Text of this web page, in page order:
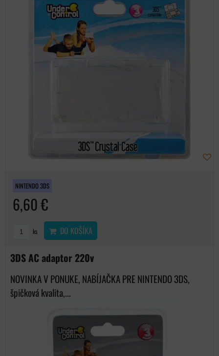
NINTENDO 3DS
6,60 €
ks DO KOŠÍKA
3DS AC adaptor 220v
NOVINKA V PONUKE, NABÍJAČKA PRE NINTENDO 3DS,
špičková kvalita,...